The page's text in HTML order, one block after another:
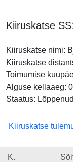
Kiiruskatse
Kiiruskatse nimi:
Kiiruskatse
Toimumise
Alguse kellaaeg:
Staatus: Lõppenud
Kiiruskatse
K.